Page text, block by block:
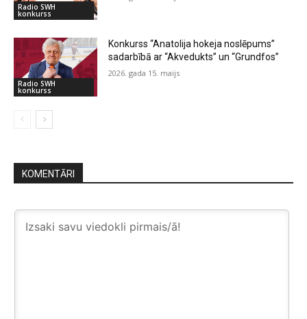
Radio SWH
konkurss
Radio SWH
konkurss
Konkurss “Anatolija hokeja noslēpums”
sadarbībā ar “Akvedukts” un “Grundfos”
2026. gada 15. maijs
KOMENTĀRI